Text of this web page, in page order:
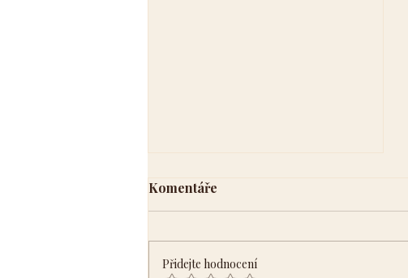
Komentáře
Přidejte hodnocení